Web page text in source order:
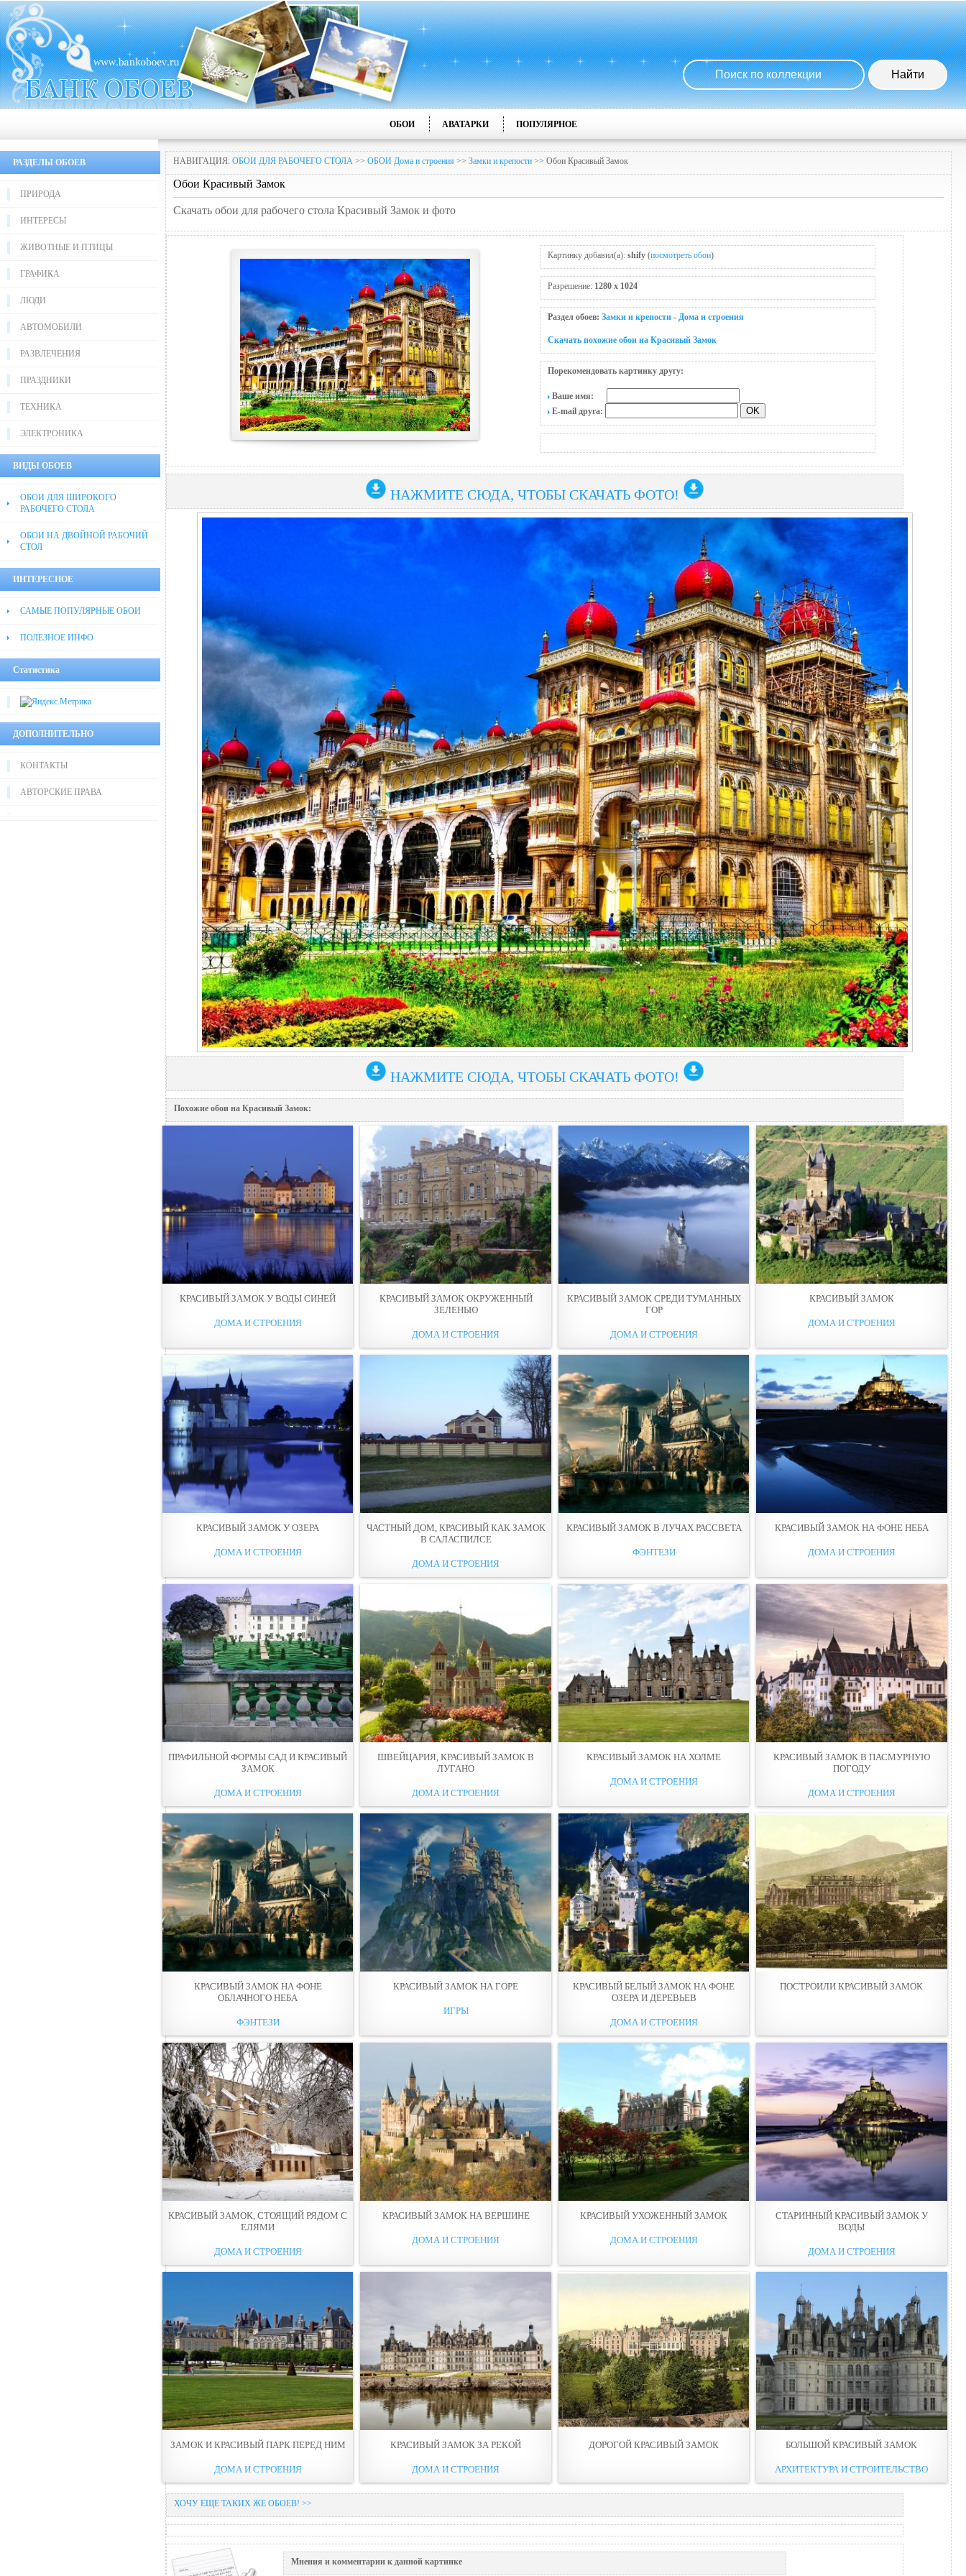
ОБОИ АВАТАРКИ ПОПУЛЯРНОЕ
РАЗДЕЛЫ ОБОЕВ
ПРИРОДА
ИНТЕРЕСЫ
ЖИВОТНЫЕ И ПТИЦЫ
ГРАФИКА
ЛЮДИ
АВТОМОБИЛИ
РАЗВЛЕЧЕНИЯ
ПРАЗДНИКИ
ТЕХНИКА
ЭЛЕКТРОНИКА
ВИДЫ ОБОЕВ
ОБОИ ДЛЯ ШИРОКОГО
РАБОЧЕГО СТОЛА
ОБОИ НА ДВОЙНОЙ РАБОЧИЙ
СТОЛ
ИНТЕРЕСНОЕ
САМЫЕ ПОПУЛЯРНЫЕ ОБОИ
ПОЛЕЗНОЕ ИНФО
Статистика
ДОПОЛНИТЕЛЬНО
КОНТАКТЫ
АВТОРСКИЕ ПРАВА
НАВИГАЦИЯ: ОБОИ ДЛЯ РАБОЧЕГО СТОЛА >> ОБОИ Дома и строения >> Замки и крепости >> Обои Красивый Замок
Обои Красивый Замок
Скачать обои для рабочего стола Красивый Замок и фото
Картинку добавил(а): shify (посмотреть обои)
Разрешение: 1280 x 1024
Раздел обоев: Замки и крепости - Дома и строения
Скачать похожие обои на Красивый Замок
Порекомендовать картинку другу:
Ваше имя:
E-mail друга:
НАЖМИТЕ СЮДА, ЧТОБЫ СКАЧАТЬ ФОТО!
НАЖМИТЕ СЮДА, ЧТОБЫ СКАЧАТЬ ФОТО!
Похожие обои на Красивый Замок:
КРАСИВЫЙ ЗАМОК У ВОДЫ СИНЕЙ
ДОМА И СТРОЕНИЯ
КРАСИВЫЙ ЗАМОК ОКРУЖЕННЫЙ
ЗЕЛЕНЬЮ
ДОМА И СТРОЕНИЯ
КРАСИВЫЙ ЗАМОК СРЕДИ ТУМАННЫХ
ГОР
ДОМА И СТРОЕНИЯ
КРАСИВЫЙ ЗАМОК
ДОМА И СТРОЕНИЯ
КРАСИВЫЙ ЗАМОК У ОЗЕРА
ДОМА И СТРОЕНИЯ
ЧАСТНЫЙ ДОМ, КРАСИВЫЙ КАК ЗАМОК
В САЛАСПИЛСЕ
ДОМА И СТРОЕНИЯ
КРАСИВЫЙ ЗАМОК В ЛУЧАХ РАССВЕТА
ФЭНТЕЗИ
КРАСИВЫЙ ЗАМОК НА ФОНЕ НЕБА
ДОМА И СТРОЕНИЯ
ПРАФИЛЬНОЙ ФОРМЫ САД И КРАСИВЫЙ
ЗАМОК
ДОМА И СТРОЕНИЯ
ШВЕЙЦАРИЯ, КРАСИВЫЙ ЗАМОК В
ЛУГАНО
ДОМА И СТРОЕНИЯ
КРАСИВЫЙ ЗАМОК НА ХОЛМЕ
ДОМА И СТРОЕНИЯ
КРАСИВЫЙ ЗАМОК В ПАСМУРНУЮ
ПОГОДУ
ДОМА И СТРОЕНИЯ
КРАСИВЫЙ ЗАМОК НА ФОНЕ
ОБЛАЧНОГО НЕБА
ФЭНТЕЗИ
КРАСИВЫЙ ЗАМОК НА ГОРЕ
ИГРЫ
КРАСИВЫЙ БЕЛЫЙ ЗАМОК НА ФОНЕ
ОЗЕРА И ДЕРЕВЬЕВ
ДОМА И СТРОЕНИЯ
ПОСТРОИЛИ КРАСИВЫЙ ЗАМОК
КРАСИВЫЙ ЗАМОК, СТОЯЩИЙ РЯДОМ С
ЕЛЯМИ
ДОМА И СТРОЕНИЯ
КРАСИВЫЙ ЗАМОК НА ВЕРШИНE
ДОМА И СТРОЕНИЯ
КРАСИВЫЙ УХОЖЕННЫЙ ЗАМОК
ДОМА И СТРОЕНИЯ
СТАРИННЫЙ КРАСИВЫЙ ЗАМОК У
ВОДЫ
ДОМА И СТРОЕНИЯ
ЗАМОК И КРАСИВЫЙ ПАРК ПЕРЕД НИМ
ДОМА И СТРОЕНИЯ
КРАСИВЫЙ ЗАМОК ЗА РЕКОЙ
ДОМА И СТРОЕНИЯ
ДОРОГОЙ КРАСИВЫЙ ЗАМОК БОЛЬШОЙ КРАСИВЫЙ ЗАМОК
АРХИТЕКТУРА И СТРОИТЕЛЬСТВО
ХОЧУ ЕЩЕ ТАКИХ ЖЕ ОБОЕВ! >>
Мнения и комментарии к данной картинке